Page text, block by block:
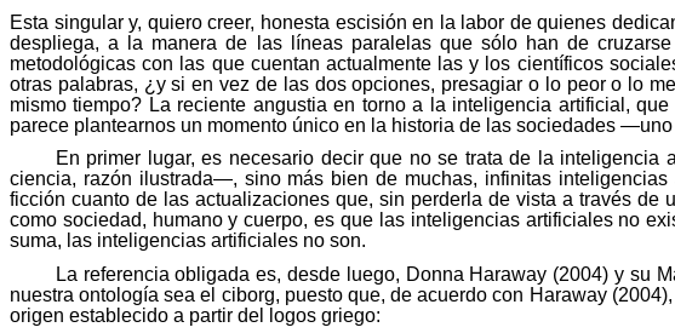
Esta singular y, quiero creer, honesta escisión en la labor de quienes
despliega, a la manera de las líneas paralelas que sólo han de
metodológicas con las que cuentan actualmente las y los científicos
otras palabras, ¿y si en vez de las dos opciones, presagiar o lo peor o lo
mismo tiempo? La reciente angustia en torno a la inteligencia artificial,
parece plantearnos un momento único en la historia de las sociedades
En primer lugar, es necesario decir que no se trata de la
ciencia, razón ilustrada—, sino más bien de muchas, infinitas
ficción cuanto de las actualizaciones que, sin perderla de vista a través
como sociedad, humano y cuerpo, es que las inteligencias artificiales no
suma, las inteligencias artificiales no son.
La referencia obligada es, desde luego, Donna Haraway (2004) y su
nuestra ontología sea el ciborg, puesto que, de acuerdo con Haraway(2004),
origen establecido a partir del logos griego: